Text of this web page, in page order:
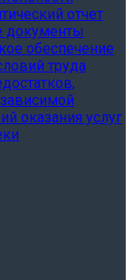
отчет
документы
обеспечение
труда
оказания услуг